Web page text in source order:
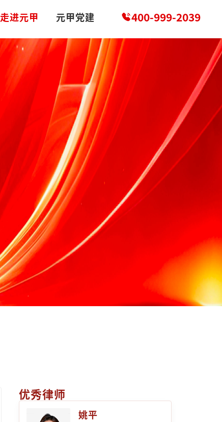
走进元甲 元甲党建 400-999-2039
优秀律师
姚平